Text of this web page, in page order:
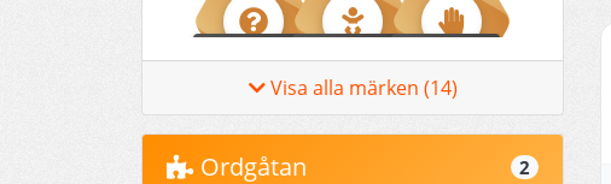
Visa alla märken (14)
Ordgåtan 2